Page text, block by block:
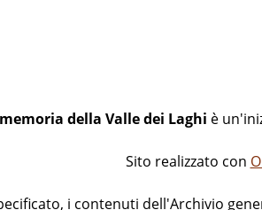
della Valle dei Laghi è
Sito realizzato con
i contenuti dell'Archivio